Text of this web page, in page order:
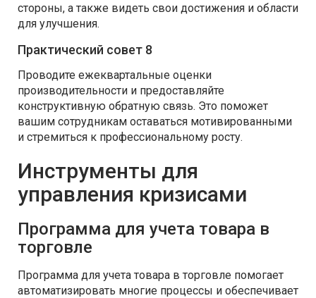
стороны, а также видеть свои достижения и области
для улучшения.
Практический совет 8
Проводите ежеквартальные оценки
производительности и предоставляйте
конструктивную обратную связь. Это поможет
вашим сотрудникам оставаться мотивированными
и стремиться к профессиональному росту.
Инструменты для
управления кризисами
Программа для учета товара в
торговле
Программа для учета товара в торговле помогает
автоматизировать многие процессы и обеспечивает